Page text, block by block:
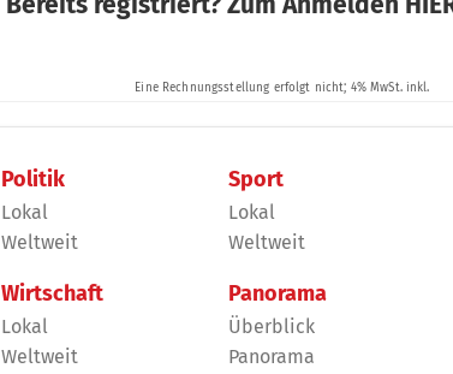
Politik
Lokal
Weltweit
Wirtschaft
Lokal
Weltweit
Sport
Lokal
Weltweit
Panorama
Überblick
Panorama